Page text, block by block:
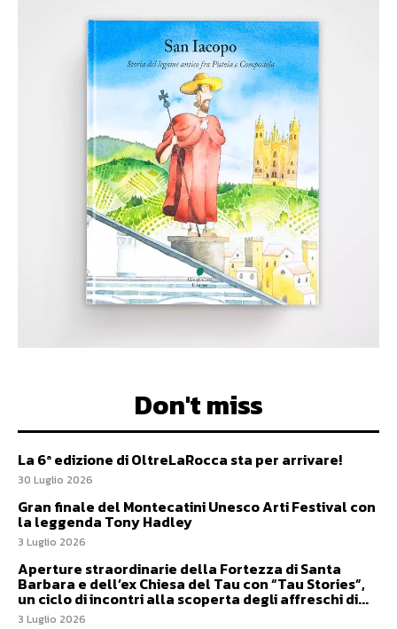
Don't miss
La 6ª edizione di OltreLaRocca sta per arrivare!
30 Luglio 2026
Gran finale del Montecatini Unesco Arti Festival con
la leggenda Tony Hadley
3 Luglio 2026
Aperture straordinarie della Fortezza di Santa
Barbara e dell’ex Chiesa del Tau con “Tau Stories”,
un ciclo di incontri alla scoperta degli affreschi di...
3 Luglio 2026